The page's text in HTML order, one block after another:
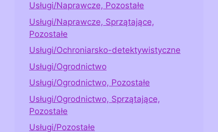
Usługi/Naprawcze, Pozostałe
Usługi/Naprawcze, Sprzątające,
Pozostałe
Usługi/Ochroniarsko-detektywistyczne
Usługi/Ogrodnictwo
Usługi/Ogrodnictwo, Pozostałe
Usługi/Ogrodnictwo, Sprzątające,
Pozostałe
Usługi/Pozostałe